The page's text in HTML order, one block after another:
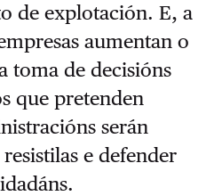
de explotación. E, a
aumentan o
toma de decisións
que pretenden
serán
e defender